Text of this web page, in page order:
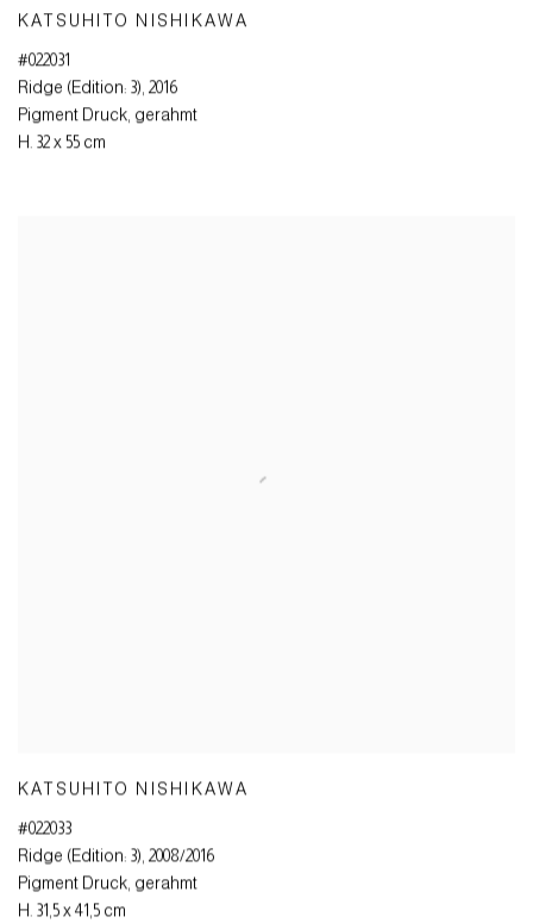
KATSUHITO NISHIKAWA
#022031
Ridge (Edition: 3), 2016
Pigment Druck, gerahmt
H. 32 x 55 cm
KATSUHITO NISHIKAWA
#022033
Ridge (Edition: 3), 2008/2016
Pigment Druck, gerahmt
H. 31,5 x 41,5 cm